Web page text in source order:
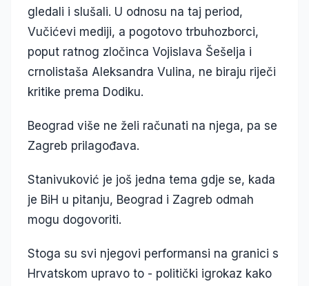
gledali i slušali. U odnosu na taj period,
Vučićevi mediji, a pogotovo trbuhozborci,
poput ratnog zločinca Vojislava Šešelja i
crnolistaša Aleksandra Vulina, ne biraju riječi
kritike prema Dodiku.
Beograd više ne želi računati na njega, pa se
Zagreb prilagođava.
Stanivuković je još jedna tema gdje se, kada
je BiH u pitanju, Beograd i Zagreb odmah
mogu dogovoriti.
Stoga su svi njegovi performansi na granici s
Hrvatskom upravo to - politički igrokaz kako